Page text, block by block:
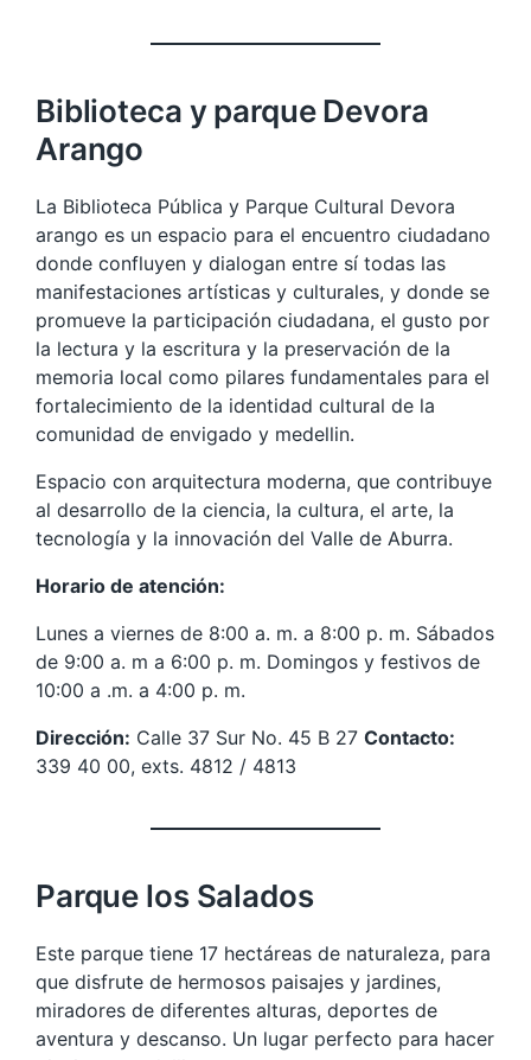
Biblioteca y parque Devora
Arango
La Biblioteca Pública y Parque Cultural Devora
arango es un espacio para el encuentro ciudadano
donde confluyen y dialogan entre sí todas las
manifestaciones artísticas y culturales, y donde se
promueve la participación ciudadana, el gusto por
la lectura y la escritura y la preservación de la
memoria local como pilares fundamentales para el
fortalecimiento de la identidad cultural de la
comunidad de envigado y medellin.
Espacio con arquitectura moderna, que contribuye
al desarrollo de la ciencia, la cultura, el arte, la
tecnología y la innovación del Valle de Aburra.
Horario de atención:
Lunes a viernes de 8:00 a. m. a 8:00 p. m. Sábados
de 9:00 a. m a 6:00 p. m. Domingos y festivos de
10:00 a .m. a 4:00 p. m.
Dirección: Calle 37 Sur No. 45 B 27 Contacto:
339 40 00, exts. 4812 / 4813
Parque los Salados
Este parque tiene 17 hectáreas de naturaleza, para
que disfrute de hermosos paisajes y jardines,
miradores de diferentes alturas, deportes de
aventura y descanso. Un lugar perfecto para hacer